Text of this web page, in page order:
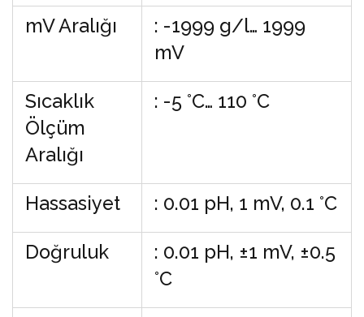
mV Aralığı
: -1999 g/l… 1999
mV
Sıcaklık
Ölçüm
Aralığı
: -5 °C… 110 °C
Hassasiyet : 0.01 pH, 1 mV, 0.1 °C
Doğruluk
: 0.01 pH, ±1 mV, ±0.5
°C